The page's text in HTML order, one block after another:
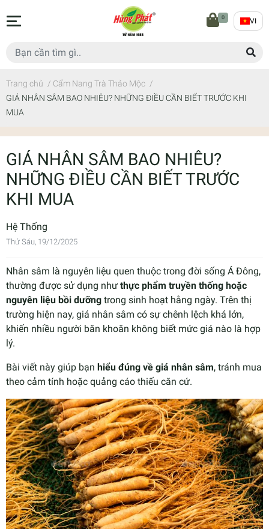
0 VI
Trang chủ / Cẩm Nang Trà Thảo Mộc /
GIÁ NHÂN SÂM BAO NHIÊU? NHỮNG ĐIỀU CẦN BIẾT TRƯỚC KHI
MUA
GIÁ NHÂN SÂM BAO NHIÊU?
NHỮNG ĐIỀU CẦN BIẾT TRƯỚC
KHI MUA
Hệ Thống
Thứ Sáu, 19/12/2025
Nhân sâm là nguyên liệu quen thuộc trong đời sống Á Đông,
thường được sử dụng như thực phẩm truyền thống hoặc
nguyên liệu bồi dưỡng trong sinh hoạt hằng ngày. Trên thị
trường hiện nay, giá nhân sâm có sự chênh lệch khá lớn,
khiến nhiều người băn khoăn không biết mức giá nào là hợp
lý.
Bài viết này giúp bạn hiểu đúng về giá nhân sâm, tránh mua
theo cảm tính hoặc quảng cáo thiếu căn cứ.